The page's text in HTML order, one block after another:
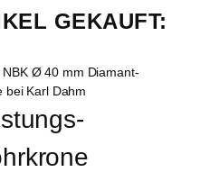
GEKAUFT: